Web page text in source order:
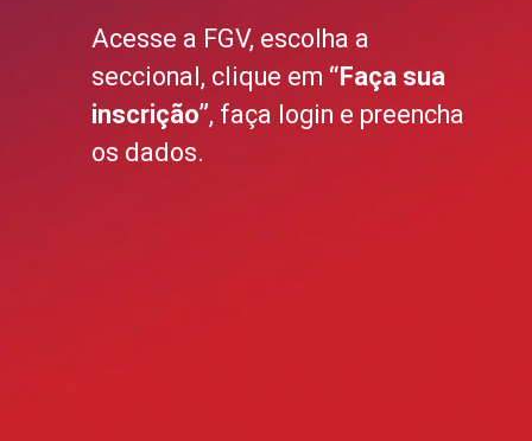
Acesse a FGV, escolha a
seccional, clique em “Faça sua
inscrição”, faça login e preencha
os dados.